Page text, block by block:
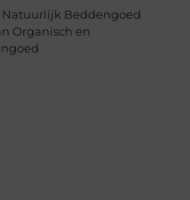
Natuurlijk Beddengoed
Organisch en